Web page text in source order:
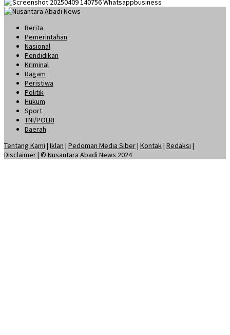
Berita
Pemerintahan
Nasional
Pendidikan
Kriminal
Ragam
Peristiwa
Politik
Hukum
Sport
TNI/POLRI
Daerah
Tentang Kami | Iklan | Pedoman Media Siber| Kontak | Redaksi |
Disclaimer| © Nusantara Abadi News 2024